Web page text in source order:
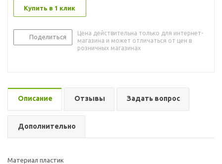
Купить в 1 клик
Поделиться
Цена действительна только для интернет-
магазина и может отличаться от цен в
розничных магазинах
Описание Отзывы Задать вопрос
Дополнительно
Материал пластик